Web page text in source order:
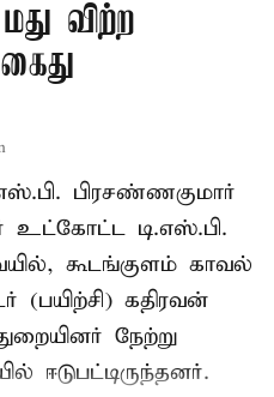
விற்ற
பிரசண்ணகுமார்
உட்கோட்ட டி.எஸ்.பி.
கூடங்குளம் காவல்
கதிரவன்
நேற்று
ஈடுபட்டிருந்தனர்.